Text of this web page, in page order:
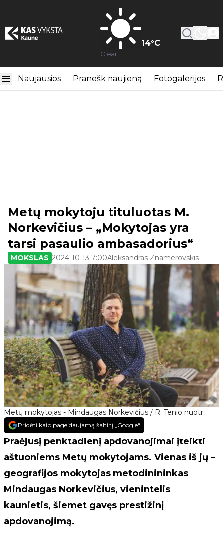
14°C
Clear
Naujausios Pranešk naujieną Fotogalerijos
Metų mokytojas - Mindaugas Norkevičius / R. Tenio nuotr.
Metų mokytoju tituluotas M.
Norkevičius – „Mokytojas yra
tarsi pasaulio ambasadorius“
MOKSLAS 2024-10-13 7:00Aleksandras Znamerovskis
Pridėti kaip pageidaujamą šaltinį „Google“
Praėjusį penktadienį apdovanojimai įteikti
aštuoniems Metų mokytojams. Vienas iš jų –
geografijos mokytojas metodinininkas
Mindaugas Norkevičius, vienintelis
kaunietis, šiemet gavęs prestižinį
apdovanojimą.